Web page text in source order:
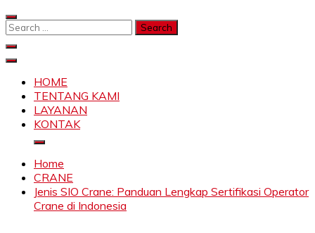
Skip
to
Search
SKYLIFTHOME
TENTANG KAMI
LAYANAN
KONTAK
Home
CRANE
Jenis SIO Crane: Panduan Lengkap Sertifikasi Operator
Crane di Indonesia